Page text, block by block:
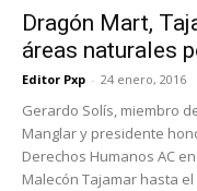
Dragón Mart,
áreas naturales
Editor Pxp - 24 enero, 2016
Gerardo Solís, miembro
Manglar y presidente
Derechos Humanos AC
Malecón Tajamar hasta